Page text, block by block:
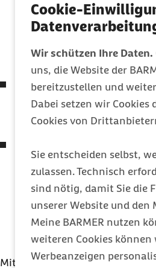
Cookie-
Wir schützen Ihre Daten.
uns, die Website der
bereitzustellen und
Dabei setzen wir Cookies
Cookies von
Sie entscheiden selbst,
zulassen. Technisch
sind nötig, damit Sie die
unserer Website und den
Meine BARMER nutzen
weiteren Cookies können
Werbeanzeigen
während Ihre Hand in der
den Oberarm des Babys
hält den Po des Babys,
legen.
Auch in der Wanne liegt der
weiterhin auf Ihrem
Oberarm weiterhin fest.
Bauchlage baden, liegen
Unterarm außerhalb des
Hand den Oberarm
sollte ein sicherer Griff
Ist das nicht
dem Wasser gehoben.
Mit zunehmendem Alter